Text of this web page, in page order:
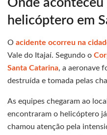
Onde aconteceu
helicóptero em
O acidente ocorreu na
Vale do Itajaí. Segundo o
Santa Catarina, a aeronave
destruída e tomada pelas
As equipes chegaram ao
encontraram o helicóptero
chamou atenção pela